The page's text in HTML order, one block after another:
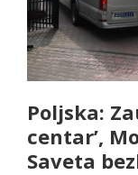
Poljska:
centar’,
Saveta